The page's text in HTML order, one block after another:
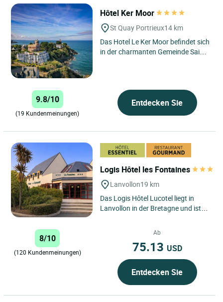
Hôtel Ker Moor
St Quay Portrieux14 km
Das Hotel Le Ker Moor befindet sich
in der charmanten Gemeinde Saint-
9.8/10
(19 Kundenmeinungen)
Entdecken Sie
Logis Hôtel les Fontaines
Lanvollon19 km
Das Logis Hôtel Lucotel liegt in
Lanvollon in der Bretagne und ist
Jahr über für Ihre...
8/10
(120 Kundenmeinungen)
Ab
75.13 USD
Entdecken Sie